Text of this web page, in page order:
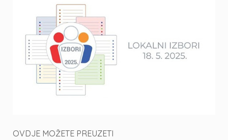
OVDJE MOŽETE PREUZETI